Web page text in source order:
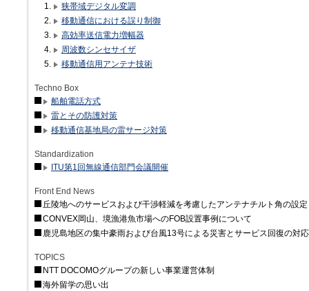
狭帯域デジタル変調
移動通信における誤り制御
高効率送信電力増幅器
周波数シンセサイザ
移動通信用アンテナ技術
Techno Box
船舶電話方式
雷とその防護対策
移動通信基地局の雷サージ対策
Standardization
ITU第1回無線通信部門会議開催
Front End News
丘陵地へのサービスおよび干渉軽減を考慮したアンテナチルト角の設定
CONVEX岡山、境漁港魚市場へのFOB設置事例について
鹿児島地区の集中豪雨および台風13号による災害とサービス回復の対
TOPICS
NTT DOCOMOグループの新しい事業運営体制
海外留学の思い出